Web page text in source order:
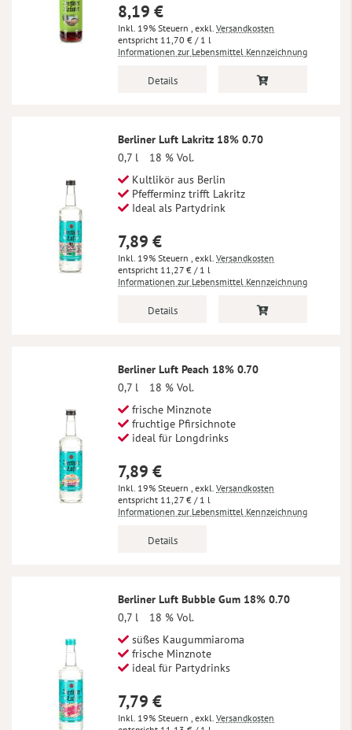
8,19 €
Inkl. 19% Steuern , exkl. Versandkosten
11,70 € / 1 l
Informationen zur Lebensmittel Kennzeichnung
Details
Berliner Luft Lakritz 18% 0.70
0,7 l
18 % Vol.
Kultlikör aus Berlin
Pfefferminz trifft Lakritz
Ideal als Partydrink
7,89 €
Inkl. 19% Steuern , exkl. Versandkosten
11,27 € / 1 l
Informationen zur Lebensmittel Kennzeichnung
Details
Berliner Luft Peach 18% 0.70
0,7 l
18 % Vol.
frische Minznote
fruchtige Pfirsichnote
ideal für Longdrinks
7,89 €
Inkl. 19% Steuern , exkl. Versandkosten
11,27 € / 1 l
Informationen zur Lebensmittel Kennzeichnung
Details
Berliner Luft Bubble Gum 18% 0.70
0,7 l
18 % Vol.
süßes Kaugummiaroma
frische Minznote
ideal für Partydrinks
7,79 €
Inkl. 19% Steuern , exkl. Versandkosten